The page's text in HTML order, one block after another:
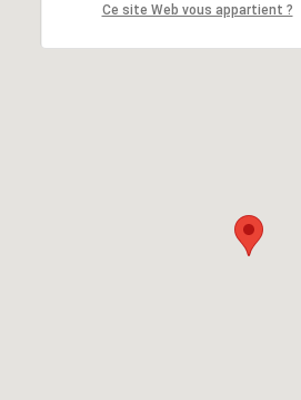
Ce site Web vous appartient ?
Ce site Web vous appartient ?